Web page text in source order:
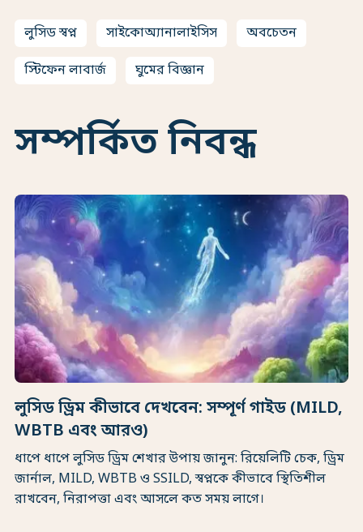
লুসিড স্বপ্ন সাইকোঅ্যানালাইসিস অবচেতন
স্টিফেন লাবার্জ ঘুমের বিজ্ঞান
সম্পর্কিত নিবন্ধ
লুসিড ড্রিম কীভাবে দেখবেন: সম্পূর্ণ গাইড (MILD,
WBTB এবং আরও)
ধাপে ধাপে লুসিড ড্রিম শেখার উপায় জানুন: রিয়েলিটি চেক, ড্রিম
জার্নাল, MILD, WBTB ও SSILD, স্বপ্নকে কীভাবে স্থিতিশীল
রাখবেন, নিরাপত্তা এবং আসলে কত সময় লাগে।